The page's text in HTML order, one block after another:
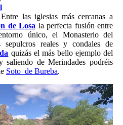
las iglesias más cercanas a
de Losa la perfecta fusión entre
único, el Monasterio del
sepulcros reales y condales de
quizás el más bello ejemplo del
saliendo de Merindades podréis
Soto de Bureba.